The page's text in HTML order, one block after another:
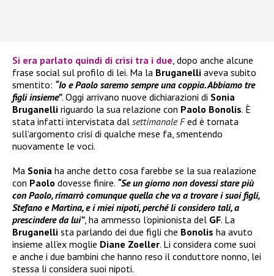
Si era parlato quindi di crisi tra i due, dopo anche alcune
frase social sul profilo di lei. Ma la Bruganelli aveva subito
smentito: “Io e Paolo saremo sempre una coppia. Abbiamo tre
figli insieme”. Oggi arrivano nuove dichiarazioni di Sonia
Bruganelli riguardo la sua relazione con Paolo Bonolis. È
stata infatti intervistata dal settimanale Fed è tornata
sull’argomento crisi di qualche mese fa, smentendo
nuovamente le voci.
Ma Sonia ha anche detto cosa farebbe se la sua realazione
con Paolo dovesse finire. “Se un giorno non dovessi stare più
con Paolo, rimarrò comunque quella che va a trovare i suoi figli,
Stefano e Martina, e i miei nipoti, perché li considero tali, a
prescindere da lui”, ha ammesso l’opinionista del GF. La
Bruganelli sta parlando dei due figli che Bonolis ha avuto
insieme all’ex moglie Diane Zoeller. Li considera come suoi
e anche i due bambini che hanno reso il conduttore nonno, lei
stessa li considera suoi nipoti.